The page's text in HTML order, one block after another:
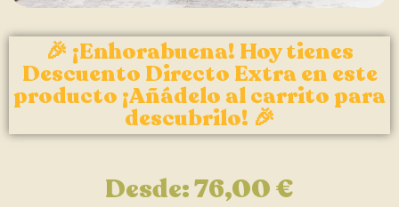
🎉 ¡Enhorabuena! Hoy tienes
Descuento Directo Extra en este
producto ¡Añádelo al carrito para
descubrilo! 🎉
Desde:76,00€